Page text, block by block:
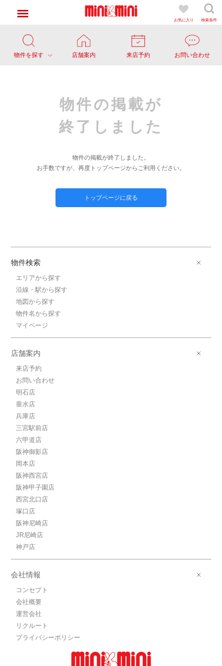
お気に入り 検索条件
物件を探す 店舗案内 来店予約 お問い合わせ
物件の掲載が
終了しました
物件の掲載が終了しました。
お手数ですが、再度トップページからご利用ください。
トップページに戻る
物件検索
エリアから探す
沿線・駅から探す
地図から探す
物件名から探す
マイページ
店舗案内
来店予約
お問い合わせ
明石店
垂水店
兵庫店
三宮駅前店
六甲道店
阪神御影店
岡本店
阪神西宮店
阪神甲子園店
西宮北口店
塚口店
阪神尼崎店
JR尼崎店
神戸店
会社情報
コンセプト
会社概要
運営会社
リクルート
プライバシーポリシー